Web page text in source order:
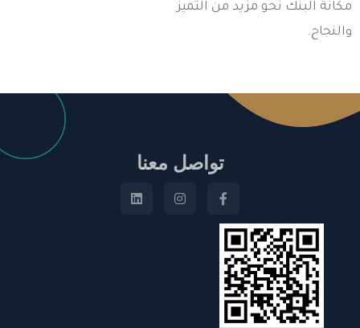
البنك نحو مزيد من التميز
تواصل معنا